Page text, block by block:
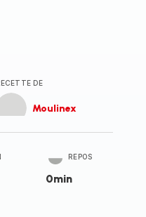
DE
Moulinex
REPOS
0min